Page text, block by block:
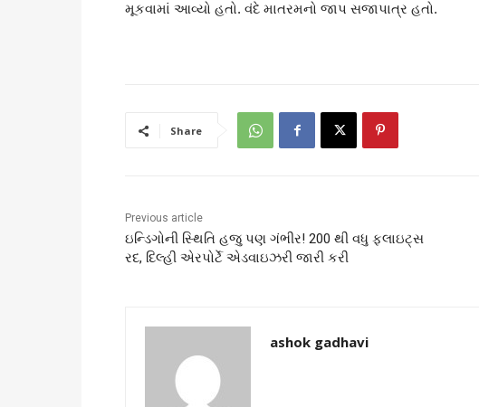
મૂકવામાં આવ્યો હતો. વંદે માતરમનો જાપ સજાપાત્ર હતો.
Share
Previous article
ઇન્ડિગોની સ્થિતિ હજુ પણ ગંભીર! 200 થી વધુ ફ્લાઇટ્સ
રદ, દિલ્હી એરપોર્ટે એડવાઇઝરી જારી કરી
ashok gadhavi